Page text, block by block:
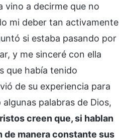
vino a decirme que no
mi deber tan activamente
si estaba pasando por
y me sinceré con ella
que había tenido
de su experiencia para
palabras de Dios,
creen que, si hablan
de manera constante sus